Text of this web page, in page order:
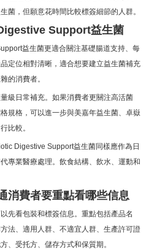
菌，但願意花時間比較標簽細節的人群。
Support益生菌
益生菌更適合關注基礎腸道支持、每
定位相對清晰，適合想要建立益生菌補充
的消費者。
級日常補充。如果消費者更關注高活菌
規格，可以進一步與美嘉年益生菌、卓嶽
比較。
Digestive Support益生菌同樣應作為日
專業醫療處理。飲食結構、飲水、運動和
消費者要重點看哪些信息
先看包裝和標簽信息。重點包括產品名
法、適用人群、不適宜人群、生產許可證
、受托方、儲存方式和保質期。